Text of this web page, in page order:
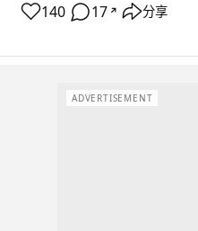
140 17 ↗ 分享
ADVERTISEMENT